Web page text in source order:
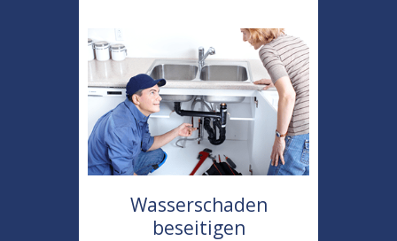
Wasserschaden
beseitigen